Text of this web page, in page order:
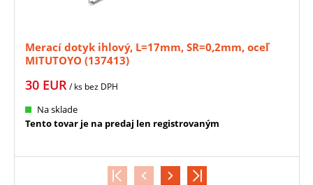
Merací dotyk ihlový, L=17mm, SR=0,2mm, oceľ
MITUTOYO (137413)
30 EUR/ ks bez DPH
Na sklade
Tento tovar je na predaj len registrovaným